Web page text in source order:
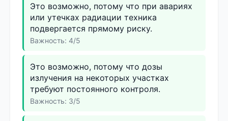
Это возможно, потому что при авариях
или утечках радиации техника
подвергается прямому риску.
Важность: 4/5
Это возможно, потому что дозы
излучения на некоторых участках
требуют постоянного контроля.
Важность: 3/5